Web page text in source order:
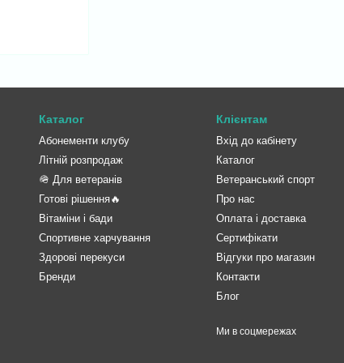
Каталог
Абонементи клубу
Літній розпродаж
🪖 Для ветеранів
Готові рішення🔥
Вітаміни і бади
Спортивне харчування
Здорові перекуси
Бренди
Клієнтам
Вхід до кабінету
Каталог
Ветеранський спорт
Про нас
Оплата і доставка
Сертифікати
Відгуки про магазин
Контакти
Блог
Ми в соцмережах